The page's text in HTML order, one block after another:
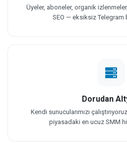
Üyeler, aboneler, organik
SEO — eksiksiz Telegram
Dorudan
Kendi sunucularımızı
piyasadaki en ucuz SMM